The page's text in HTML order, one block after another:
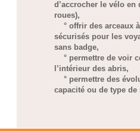
d’accrocher le vélo
roues),
° offrir des arceaux
sécurisés pour les
sans badge,
° permettre de voir
l’intérieur des abris,
° permettre des
capacité ou de type de